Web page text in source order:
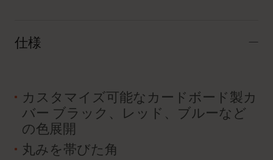
仕様
カスタマイズ可能なカードボード製カ
バー ブラック、レッド、ブルーなど
の色展開
丸みを帯びた角